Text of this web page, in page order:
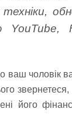
YouTube,
ваш чоловік
його